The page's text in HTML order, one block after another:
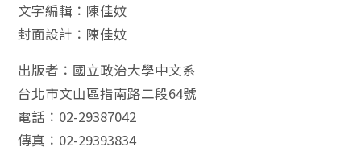
文字編輯：陳佳妏
封面設計：陳佳妏
出版者：國立政治大學中文系
台北市文山區指南路二段64號
電話：02-29387042
傳真：02-29393834